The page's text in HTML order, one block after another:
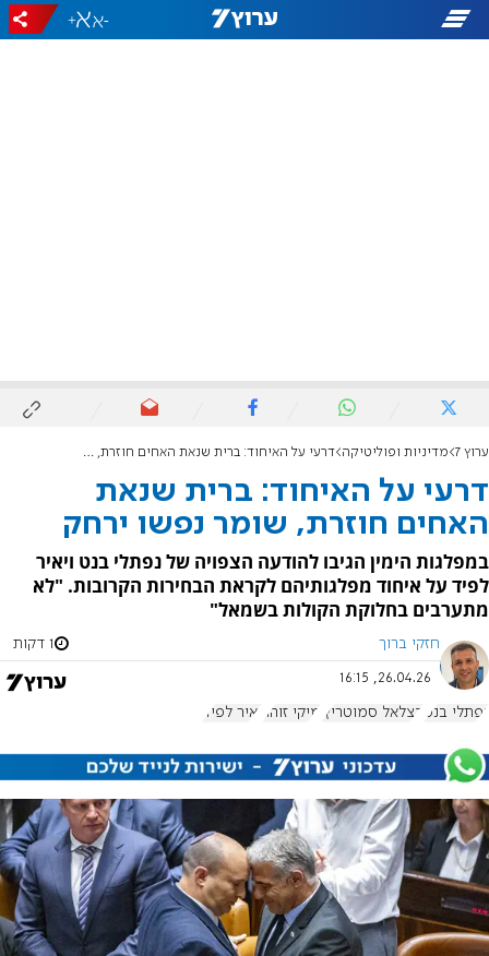
-
+
ערוץ 7 מדיניות ופוליטיקה דרעי על האיחוד: ברית שנאת האחים חוזרת, שומר נפשו ירחק
דרעי על האיחוד: ברית שנאת
האחים חוזרת, שומר נפשו ירחק
במפלגות הימין הגיבו להודעה הצפויה של נפתלי בנט ויאיר
לפיד על איחוד מפלגותיהם לקראת הבחירות הקרובות. "לא
מתערבים בחלוקת הקולות בשמאל"
חזקי ברוך 1 דקות
26.04.26, 16:15
נפתלי בנט בצלאל סמוטריץ' מיקי זוהר יאיר לפיד